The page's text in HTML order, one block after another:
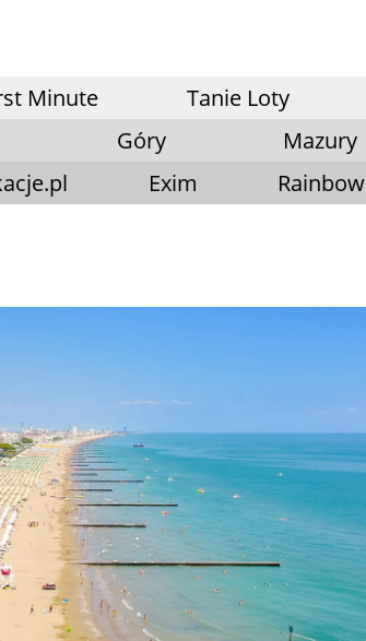
Minute Tanie Loty
Góry Mazury
Exim Rainbow